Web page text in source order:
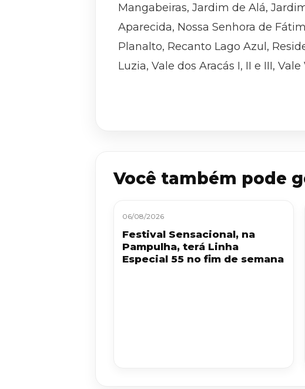
Mangabeiras, Jardim de Alá,
Aparecida, Nossa Senhora de
Planalto, Recanto Lago Azul,
Luzia, Vale dos Aracás I, II e III,
Você também pode
06/08/2026
Festival Sensacional, na
Pampulha, terá Linha
Especial 55 no fim de semana